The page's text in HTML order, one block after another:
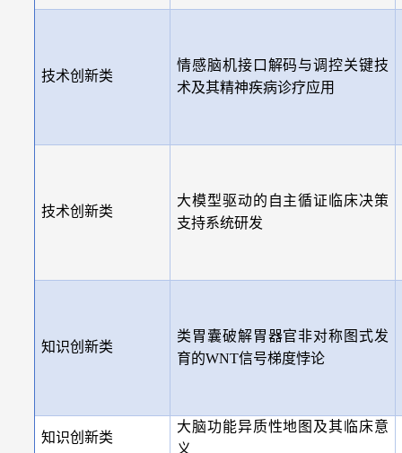
技术创新类
情感脑机接口解码与调控关键技
术及其精神疾病诊疗应用
技术创新类
大模型驱动的自主循证临床决策
支持系统研发
知识创新类
类胃囊破解胃器官非对称图式发
育的WNT信号梯度悖论
知识创新类
大脑功能异质性地图及其临床意
义